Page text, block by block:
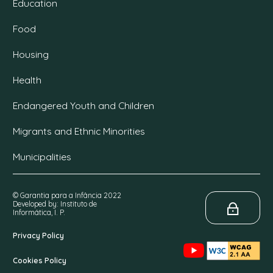
Education
Food
Housing
Health
Endangered Youth and Children
Migrants and Ethnic Minorities
Municipalities
© Garantia para a Infância 2022
Developed by: Instituto de
Informática, I. P.
Privacy Policy
Cookies Policy